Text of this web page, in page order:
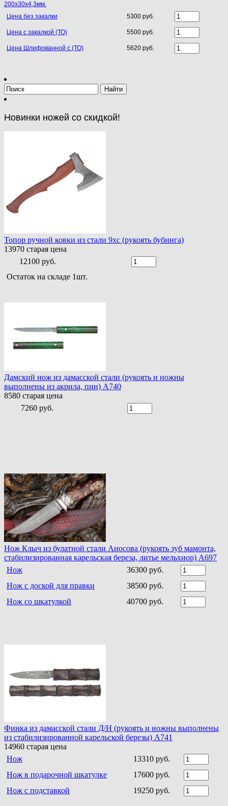
200х30х4,3мм.
Цена без закалки
5300 руб.
Цена с закалкой (ТО) 5500 руб.
Цена Шлифованной с (ТО) 5620 руб.
Новинки ножей со скидкой!
Топор ручной ковки из стали 9хс (рукоять бубинга)
13970 старая цена
12100 руб.
Остаток на складе 1шт.
Дамский нож из дамасской стали (рукоять и ножны
выполнены из акрила, пин) A740
8580 старая цена
7260 руб.
Нож Клыч из булатной стали Аносова (рукоять зуб мамонта,
стабилизированная карельская береза, литье мельхиор) A697
Нож
36300 руб.
Нож с доской для правки
38500 руб.
Нож со шкатулкой
40700 руб.
Финка из дамасской стали Д/Н (рукоять и ножны выполнены
из стабилизированной карельской березы) A741
14960 старая цена
Нож
13310 руб.
Нож в подарочной шкатулке
17600 руб.
Нож с подставкой
19250 руб.